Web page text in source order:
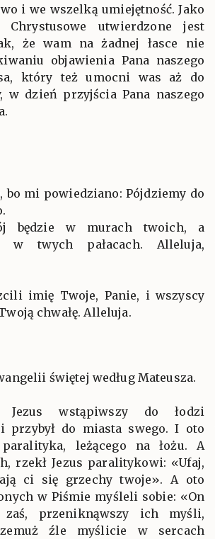
i we wszelką umiejętność. Jako
Chrystusowe utwierdzone jest
że wam na żadnej łasce nie
objawienia Pana naszego
który też umocni was aż do
w dzień przyjścia Pana naszego
bo mi powiedziano: Pójdziemy do
będzie w murach twoich, a
w twych pałacach. Alleluja,
imię Twoje, Panie, i wszyscy
chwałę. Alleluja.
świętej według Mateusza.
Jezus wstąpiwszy do łodzi
przybył do miasta swego. I oto
leżącego na łożu. A
rzekł Jezus paralitykowi: «Ufaj,
ci się grzechy twoje». A oto
w Piśmie myśleli sobie: «On
zaś, przeniknąwszy ich myśli,
źle myślicie w sercach